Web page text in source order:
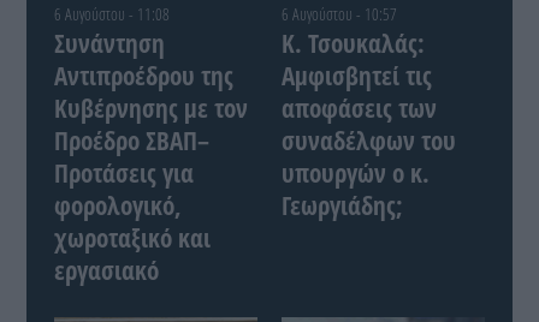
6 Αυγούστου - 11:08
Συνάντηση
Αντιπροέδρου της
Κυβέρνησης με τον
Προέδρο ΣΒΑΠ–
Προτάσεις για
φορολογικό,
χωροταξικό και
εργασιακό
6 Αυγούστου - 10:57
Κ. Τσουκαλάς:
Αμφισβητεί τις
αποφάσεις των
συναδέλφων του
υπουργών ο κ.
Γεωργιάδης;